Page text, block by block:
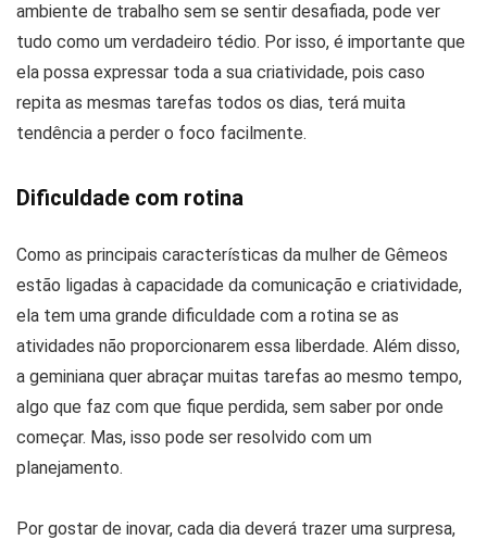
ambiente de trabalho sem se sentir desafiada, pode ver
tudo como um verdadeiro tédio. Por isso, é importante que
ela possa expressar toda a sua criatividade, pois caso
repita as mesmas tarefas todos os dias, terá muita
tendência a perder o foco facilmente.
Dificuldade com rotina
Como as principais características da mulher de Gêmeos
estão ligadas à capacidade da comunicação e criatividade,
ela tem uma grande dificuldade com a rotina se as
atividades não proporcionarem essa liberdade. Além disso,
a geminiana quer abraçar muitas tarefas ao mesmo tempo,
algo que faz com que fique perdida, sem saber por onde
começar. Mas, isso pode ser resolvido com um
planejamento.
Por gostar de inovar, cada dia deverá trazer uma surpresa,